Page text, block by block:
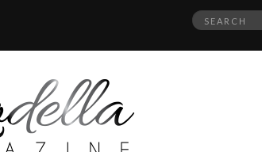
Search